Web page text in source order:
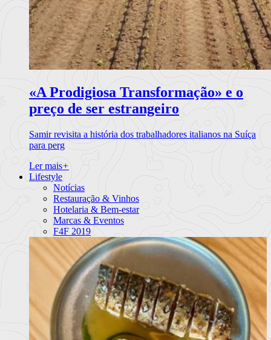
«A Prodigiosa Transformação» e o
preço de ser estrangeiro
Samir revisita a história dos trabalhadores italianos na Suíça
para perg
Ler mais+
Lifestyle
Notícias
Restauração & Vinhos
Hotelaria & Bem-estar
Marcas & Eventos
F4F 2019